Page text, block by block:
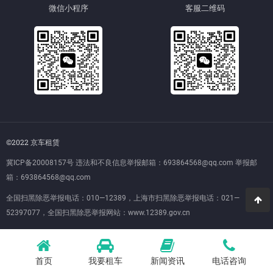
微信小程序 客服二维码
©2022 京车租赁
冀ICP备20008157号 违法和不良信息举报邮箱：693864568@qq.com 举报邮
箱：693864568@qq.com
全国扫黑除恶举报电话：010—12389，上海市扫黑除恶举报电话：021—
52397077，全国扫黑除恶举报网站： www.12389.gov.cn
首页 我要租车 新闻资讯 电话咨询